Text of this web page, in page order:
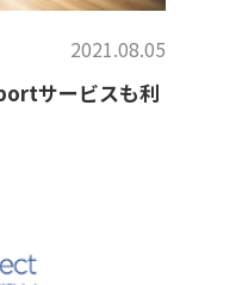
2021.08.05
サービスも利